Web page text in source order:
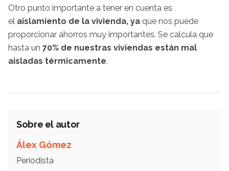
Otro punto importante a tener en cuenta es
el aislamiento de la vivienda, ya que nos puede
proporcionar ahorros muy importantes. Se calcula que
hasta un 70% de nuestras viviendas están mal
aisladas térmicamente.
Sobre el autor
Álex Gómez
Periodista